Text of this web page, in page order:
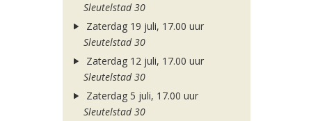
Sleutelstad 30
Zaterdag 19 juli, 17.00 uur
Sleutelstad 30
Zaterdag 12 juli, 17.00 uur
Sleutelstad 30
Zaterdag 5 juli, 17.00 uur
Sleutelstad 30